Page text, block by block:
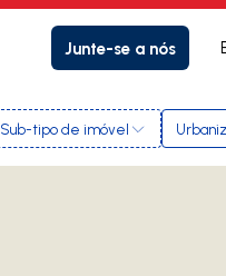
Junte-se a nós
Sub-tipo de imóvel